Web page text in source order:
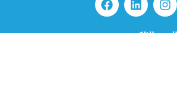
البريد الإلكتروني